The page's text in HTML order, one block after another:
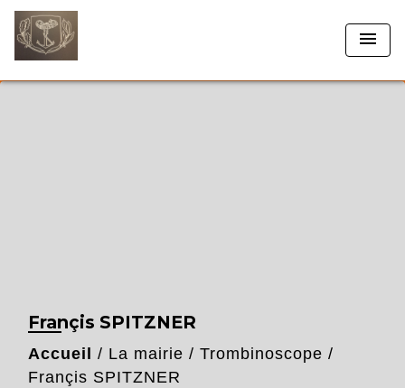
menu
Françis SPITZNER
Accueil / La mairie / Trombinoscope /
Françis SPITZNER